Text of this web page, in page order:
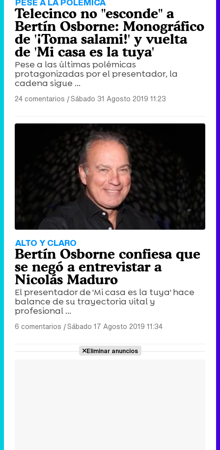
Telecinco no "esconde" a
Bertín Osborne: Monográfico
de '¡Toma salami!' y vuelta
de 'Mi casa es la tuya'
Pese a las últimas polémicas
protagonizadas por el presentador, la
cadena sigue ...
24 comentarios |Sábado 31 Agosto 2019 11:23
ALTO Y CLARO
Bertín Osborne confiesa que
se negó a entrevistar a
Nicolás Maduro
El presentador de 'Mi casa es la tuya' hace
balance de su trayectoria vital y
profesional ...
6 comentarios |Sábado 17 Agosto 2019 11:34
Eliminar anuncios